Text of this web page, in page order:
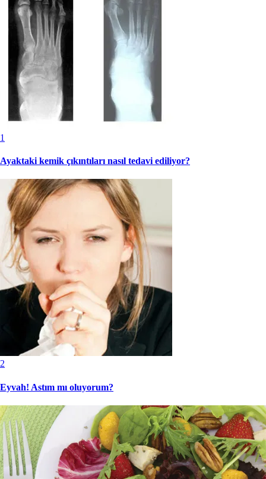
1
Ayaktaki kemik çıkıntıları nasıl tedavi ediliyor?
2
Eyvah! Astım mı oluyorum?